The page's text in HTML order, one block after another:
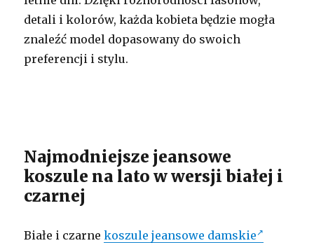
detali i kolorów, każda kobieta będzie mogła
znaleźć model dopasowany do swoich
preferencji i stylu.
Najmodniejsze jeansowe
koszule na lato w wersji białej i
czarnej
Białe i czarnekoszule jeansowe damskie